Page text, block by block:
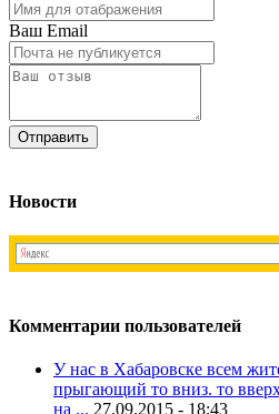
Ваш Email
Новости
Комментарии пользователей
У нас в Хабаровске всем
прыгающий то вниз. то
на ... 27.09.2015 - 18:43